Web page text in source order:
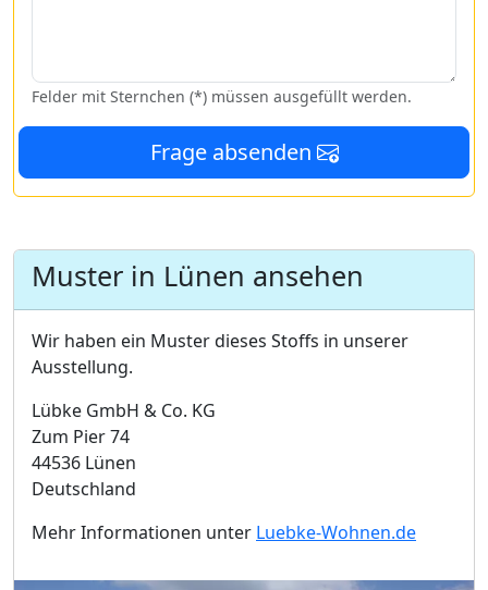
Felder mit Sternchen (*) müssen ausgefüllt werden.
Frage absenden
Muster in Lünen ansehen
Wir haben ein Muster dieses Stoffs in unserer
Ausstellung.
Lübke GmbH & Co. KG
Zum Pier 74
44536 Lünen
Deutschland
Mehr Informationen unter Luebke-Wohnen.de